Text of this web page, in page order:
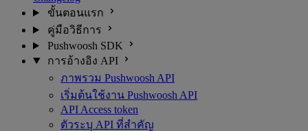
ขั้นตอนแรก
คู่มือวิธีการ
Pushwoosh SDK
การอ้างอิง API
ภาพรวม Pushwoosh API
เริ่มต้นใช้งาน Pushwoosh API
API Access token
ตัวระบุ API ที่สำคัญ